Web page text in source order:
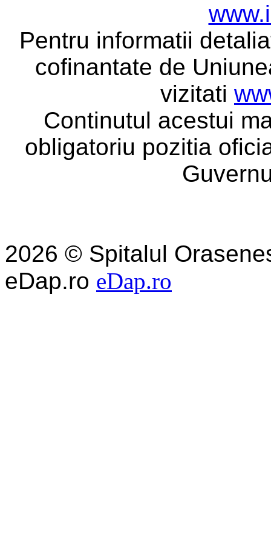
Pentru informatii
cofinantate de
vizitati
Continutul acestui
obligatoriu pozitia
2026 © Spitalul
eDap.ro eDap.ro